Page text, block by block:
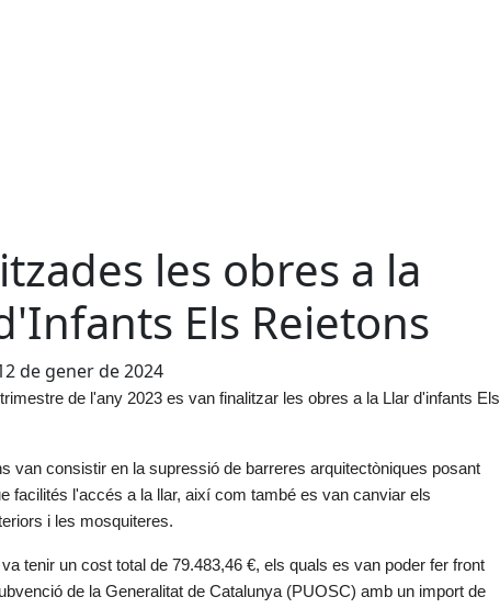
les obres a la
Els Reietons
de gener de 2024
de l'any 2023 es van finalitzar les obres a la Llar d'infants Els
van consistir en la supressió de barreres arquitectòniques posant
facilités l'accés a la llar, així com també es van canviar els
i les mosquiteres.
tenir un cost total de 79.483,46 €, els quals es van poder fer front
de la Generalitat de Catalunya (PUOSC) amb un import de